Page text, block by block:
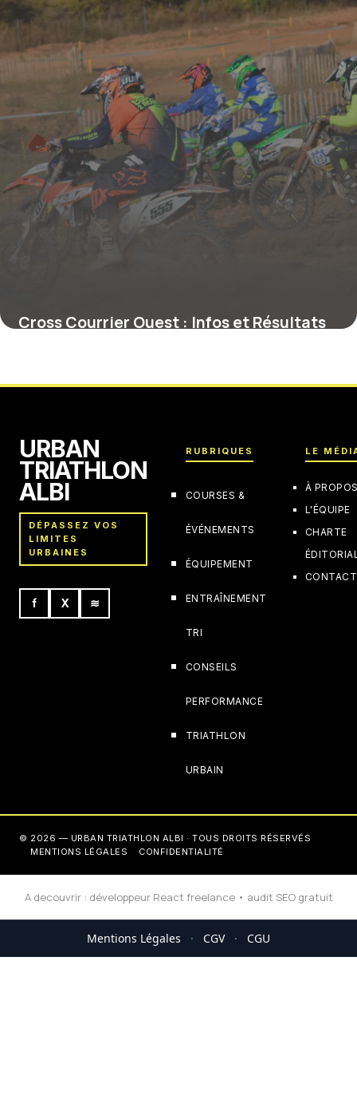
Cross Courrier Ouest : Infos et Résultats
URBAN
TRIATHLON
ALBI
DÉPASSEZ VOS
LIMITES
URBAINES
f X ≋
RUBRIQUES
COURSES &
ÉVÉNEMENTS
ÉQUIPEMENT
ENTRAÎNEMENT
TRI
CONSEILS
PERFORMANCE
TRIATHLON
URBAIN
LE
À
L'ÉQUIPE
CHARTE
CONTACT
© 2026 — URBAN TRIATHLON ALBI · TOUS DROITS RÉSERVÉS
MENTIONS LÉGALES
CONFIDENTIALITÉ
A decouvrir : développeur React freelance• audit SEO gratuit
Mentions Légales · CGV · CGU